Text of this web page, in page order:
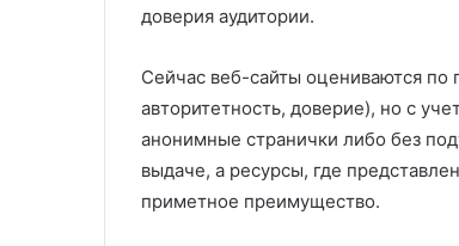
доверия аудитории.
Сейчас веб-сайты оцениваются
авторитетность, доверие), но с
анонимные странички либо без
выдаче, а ресурсы, где
приметное преимущество.